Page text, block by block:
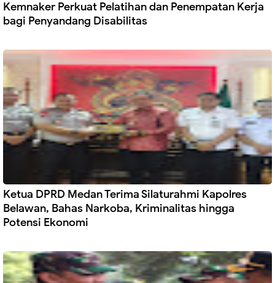
Kemnaker Perkuat Pelatihan dan Penempatan Kerja
bagi Penyandang Disabilitas
Ketua DPRD Medan Terima Silaturahmi Kapolres
Belawan, Bahas Narkoba, Kriminalitas hingga
Potensi Ekonomi